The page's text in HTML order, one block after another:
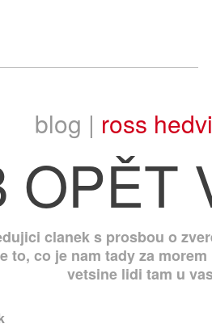
blog | ross
OPĚT
clanek s prosbou o
to, co je nam tady za
vetsine lidi tam u